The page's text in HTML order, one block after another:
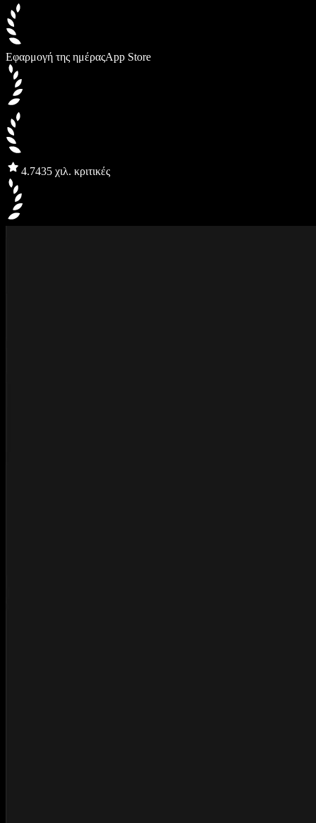
Εφαρμογή της ημέραςApp Store
4.7435 χιλ. κριτικές